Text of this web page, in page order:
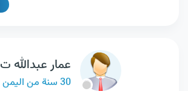
عمار عبدالله ت
30 سنة من اليمن